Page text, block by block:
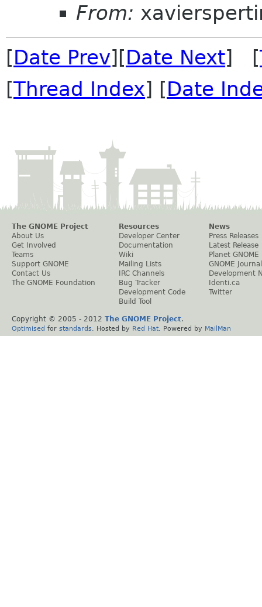
From:
[Date Prev][Date Next] [
[Thread Index] [Date
The GNOME Project
About Us
Get Involved
Teams
Support GNOME
Contact Us
The GNOME Foundation
Resources
Developer Center
Documentation
Wiki
Mailing Lists
IRC Channels
Bug Tracker
Development Code
Build Tool
News
Press Releases
Latest Release
Planet GNOME
GNOME Journal
Development
Identi.ca
Twitter
Copyright © 2005 - 2012 The GNOME Project.
Optimised for standards . Hosted by Red Hat . Powered by MailMan